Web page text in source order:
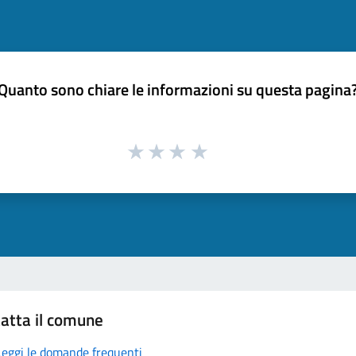
sono chiare le informazioni su questa
il comune
le domande frequenti